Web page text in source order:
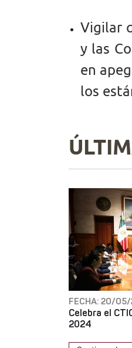
Vigilar
y las
en
los
FECHA: 20/
Celebra el
2024